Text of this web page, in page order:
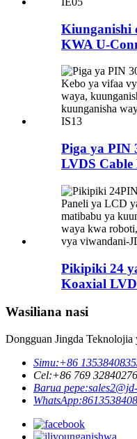
Kiunganishi
KWA U-
Piga ya PIN
LVDS Cable
Pikipiki 24
Koaxial
Wasiliana nasi
Dongguan Jingda
Simu:+86
Cel:+86 769 32840276
Barua pepe:
WhatsApp: